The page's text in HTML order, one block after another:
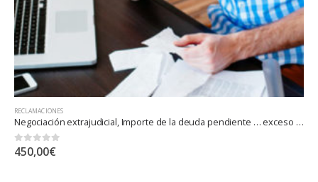
Negociación extrajudicial, Importe de la deuda pendiente … exceso hasta 5.000.000 euros